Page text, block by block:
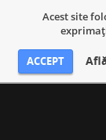
Acest site
ACCEPT